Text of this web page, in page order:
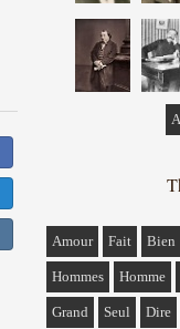
Amour Fait Bien
Hommes Homme
Grand Seul Dire